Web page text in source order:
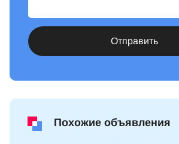
Отправить
Похожие объявления